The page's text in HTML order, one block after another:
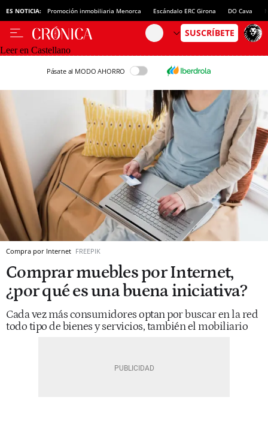
ES NOTICIA: Promoción inmobiliaria Menorca Escándalo ERC Girona DO Cava
Leer en Castellano
Pásate al MODO AHORRO
Compra por Internet FREEPIK
Comprar muebles por Internet,
¿por qué es una buena iniciativa?
Cada vez más consumidores optan por buscar en la red
todo tipo de bienes y servicios, también el mobiliario